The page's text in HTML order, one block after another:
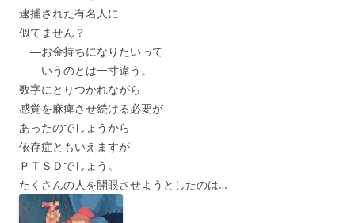
逮捕された有名人に
似てません？
―お金持ちになりたいって
いうのとは一寸違う。
数字にとりつかれながら
感覚を麻痺させ続ける必要が
あったのでしょうから
依存症ともいえますが
ＰＴＳＤでしょう。
たくさんの人を開眼させようとしたのは…